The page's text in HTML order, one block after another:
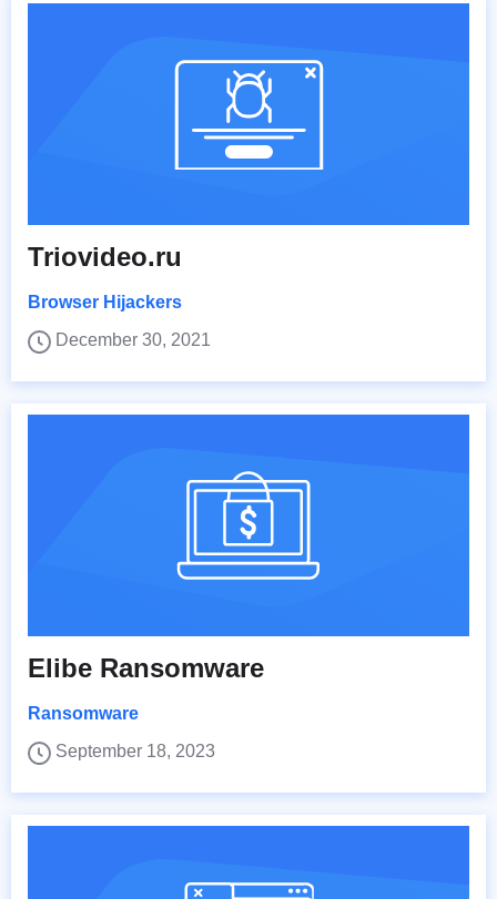
Triovideo.ru
Browser Hijackers
December 30, 2021
Elibe Ransomware
Ransomware
September 18, 2023